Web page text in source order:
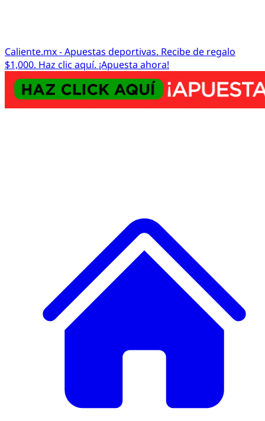
Caliente.mx - Apuestas deportivas. Recibe de regalo
$1,000. Haz clic aquí. ¡Apuesta ahora!